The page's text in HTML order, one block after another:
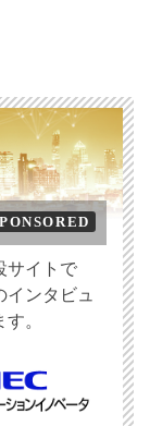
サイトで
ンタビュ
。